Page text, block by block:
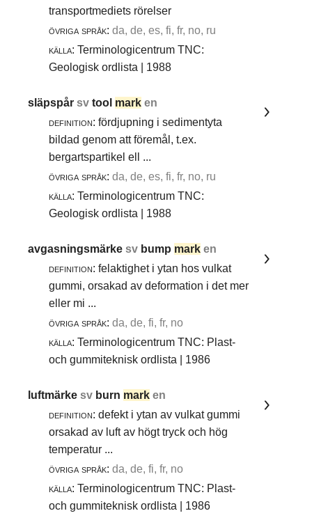
transportmediets rörelser
övriga språk: da, de, es, fi, fr, no, ru
källa: Terminologicentrum TNC:
Geologisk ordlista | 1988
släpspårsvtool mark en
definition: fördjupning i sedimentyta
bildad genom att föremål, t.ex.
bergartspartikel ell ...
övriga språk: da, de, es, fi, fr, no, ru
källa: Terminologicentrum TNC:
Geologisk ordlista | 1988
avgasningsmärkesv bump mark en
definition: felaktighet i ytan hos vulkat
gummi, orsakad av deformation i det mer
eller mi ...
övriga språk: da, de, fi, fr, no
källa: Terminologicentrum TNC: Plast-
och gummiteknisk ordlista | 1986
luftmärkesv burn mark en
definition: defekt i ytan av vulkat gummi
orsakad av luft av högt tryck och hög
temperatur ...
övriga språk: da, de, fi, fr, no
källa: Terminologicentrum TNC: Plast-
och gummiteknisk ordlista | 1986